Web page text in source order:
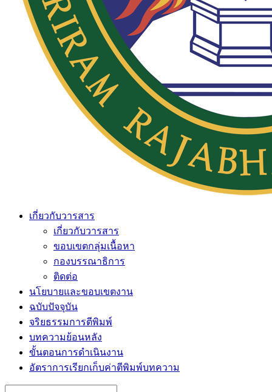
เกี่ยวกับวารสาร
เกี่ยวกับวารสาร
ขอบเขตกลุ่มเนื้อหา
กองบรรณาธิการ
ติดต่อ
นโยบายและขอบเขตงาน
ฉบับปัจจุบัน
จริยธรรมการตีพิมพ์
บทความย้อนหลัง
ขั้นตอนการดำเนินงาน
อัตราการเรียกเก็บค่าตีพิมพ์บทความ